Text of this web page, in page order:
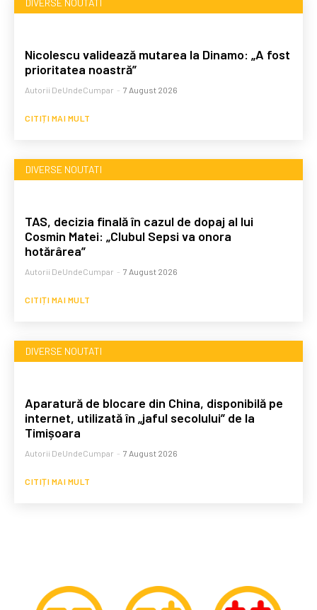
Nicolescu validează mutarea la Dinamo: „A fost
prioritatea noastră”
Autorii DeUndeCumpar - 7 August 2026
CITIȚI MAI MULT
DIVERSE NOUTATI
TAS, decizia finală în cazul de dopaj al lui
Cosmin Matei: „Clubul Sepsi va onora
hotărârea”
Autorii DeUndeCumpar - 7 August 2026
CITIȚI MAI MULT
DIVERSE NOUTATI
Aparatură de blocare din China, disponibilă pe
internet, utilizată în „jaful secolului” de la
Timișoara
Autorii DeUndeCumpar - 7 August 2026
CITIȚI MAI MULT